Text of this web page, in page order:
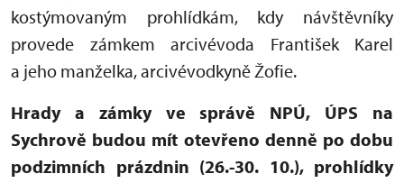
kostýmovaným prohlídkám, kdy návštěvníky
provede zámkem arcivévoda František Karel
a jeho manželka, arcivévodkyně Žofie.
Hrady a zámky ve správě NPÚ, ÚPS na
Sychrově budou mít otevřeno denně po dobu
podzimních prázdnin (26.-30. 10.), prohlídky